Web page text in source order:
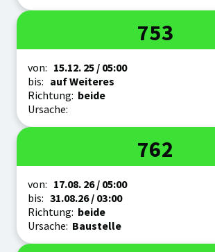
Linie
753
Zeitraum
von: 15.12. 25/ 05:00
bis: auf Weiteres
Richtung: beide
Ursache:
Linie
762
Zeitraum
von: 17.08. 26/ 05:00
bis: 31.08.26/ 03:00
Richtung: beide
Ursache: Baustelle